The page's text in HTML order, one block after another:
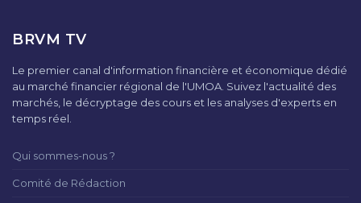
BRVM TV
Le premier canal d'information financière et économique dédié
au marché financier régional de l'UMOA. Suivez l'actualité des
marchés, le décryptage des cours et les analyses d'experts en
temps réel.
Qui sommes-nous ?
Comité de Rédaction